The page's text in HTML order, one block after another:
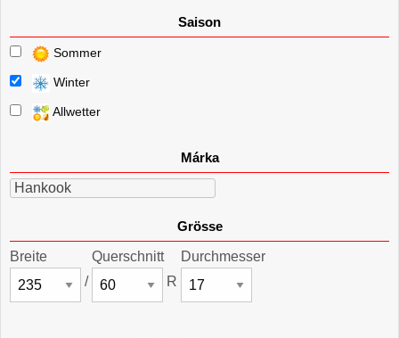
Saison
Sommer
Winter
Allwetter
Márka
Hankook
Grösse
Breite
/
Querschnitt
R
Durchmesser